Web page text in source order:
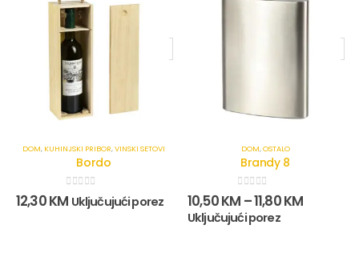
DOM, KUHINJSKI PRIBOR,VINSKI SETOVI
Bordo
0 out of 5
12,30KM Uključujući porez
DOM,OSTALO
Brandy 8
0 out of 5
10,50KM –11,80KM
Uključujući porez